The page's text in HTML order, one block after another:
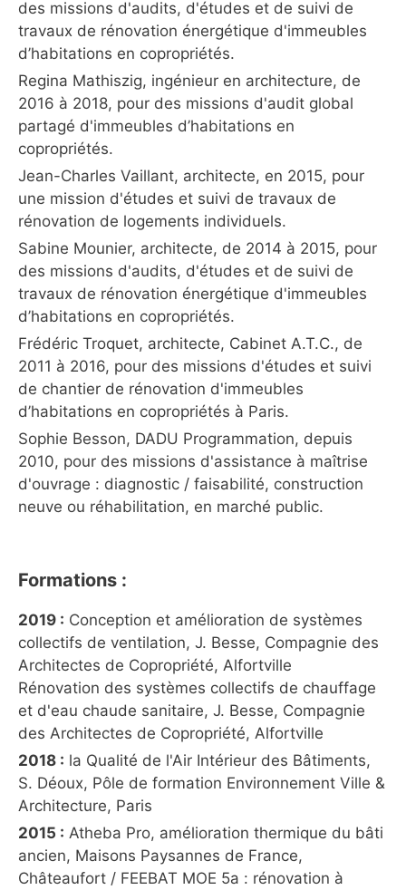
des missions d'audits, d'études et de suivi de
travaux de rénovation énergétique d'immeubles
d’habitations en copropriétés.
Regina Mathiszig, ingénieur en architecture, de
2016 à 2018, pour des missions d'audit global
partagé d'immeubles d’habitations en
copropriétés.
Jean-Charles Vaillant, architecte, en 2015, pour
une mission d'études et suivi de travaux de
rénovation de logements individuels.
Sabine Mounier, architecte, de 2014 à 2015, pour
des missions d'audits, d'études et de suivi de
travaux de rénovation énergétique d'immeubles
d’habitations en copropriétés.
Frédéric Troquet, architecte, Cabinet A.T.C., de
2011 à 2016, pour des missions d'études et suivi
de chantier de rénovation d'immeubles
d’habitations en copropriétés à Paris.
Sophie Besson, DADU Programmation, depuis
2010, pour des missions d'assistance à maîtrise
d'ouvrage : diagnostic / faisabilité, construction
neuve ou réhabilitation, en marché public.
Formations :
2019 : Conception et amélioration de systèmes
collectifs de ventilation, J. Besse, Compagnie des
Architectes de Copropriété, Alfortville
Rénovation des systèmes collectifs de chauffage
et d'eau chaude sanitaire, J. Besse, Compagnie
des Architectes de Copropriété, Alfortville
2018 : la Qualité de l'Air Intérieur des Bâtiments,
S. Déoux, Pôle de formation Environnement Ville &
Architecture, Paris
2015 : Atheba Pro, amélioration thermique du bâti
ancien, Maisons Paysannes de France,
Châteaufort / FEEBAT MOE 5a : rénovation à